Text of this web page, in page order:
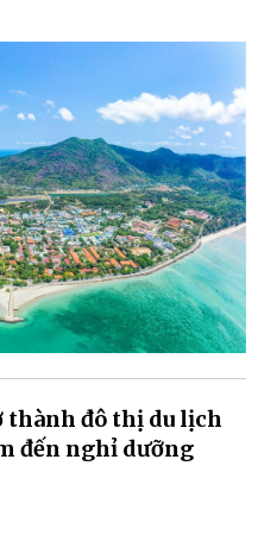
đô thị du lịch
đến nghỉ dưỡng